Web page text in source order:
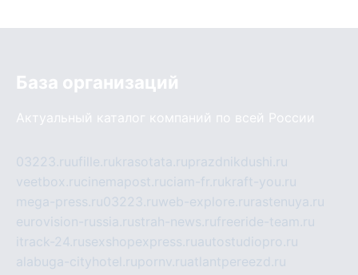
База организаций
Актуальный каталог компаний по всей России
03223.ruufille.rukrasotata.ruprazdnikdushi.ru
veetbox.rucinemapost.ruciam-fr.rukraft-you.ru
mega-press.ru03223.ruweb-explore.ru rastenuya.ru
eurovision-russia.rustrah-news.rufreeride-team.ru
itrack-24.rusexshopexpress.ruautostudiopro.ru
alabuga-cityhotel.rupornv.ruatlantpereezd.ru